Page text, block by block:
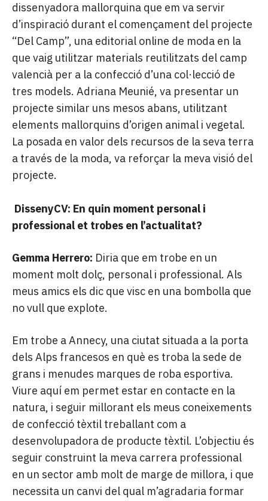
dissenyadora mallorquina que em va servir
d’inspiració durant el començament del projecte
“Del Camp”, una editorial online de moda en la
que vaig utilitzar materials reutilitzats del camp
valencià per a la confecció d’una col·lecció de
tres models. Adriana Meunié, va presentar un
projecte similar uns mesos abans, utilitzant
elements mallorquins d’origen animal i vegetal.
La posada en valor dels recursos de la seva terra
a través de la moda, va reforçar la meva visió del
projecte.
DissenyCV: En quin moment personal i
professional et trobes en l’actualitat?
Gemma Herrero: Diria que em trobe en un
moment molt dolç, personal i professional. Als
meus amics els dic que visc en una bombolla que
no vull que explote.
Em trobe a Annecy, una ciutat situada a la porta
dels Alps francesos en què es troba la sede de
grans i menudes marques de roba esportiva.
Viure aquí em permet estar en contacte en la
natura, i seguir millorant els meus coneixements
de confecció tèxtil treballant com a
desenvolupadora de producte tèxtil. L’objectiu és
seguir construint la meva carrera professional
en un sector amb molt de marge de millora, i que
necessita un canvi del qual m’agradaria formar